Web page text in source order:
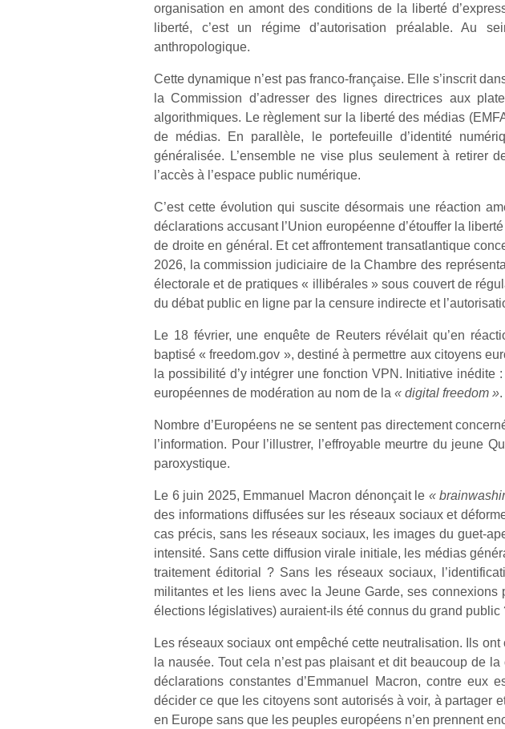
organisation en amont des conditions de la liberté
liberté, c’est un régime d’autorisation préalable. Au
anthropologique.
Cette dynamique n’est pas franco-française. Elle s’inscrit
la Commission d’adresser des lignes directrices aux
algorithmiques. Le règlement sur la liberté des médias
de médias. En parallèle, le portefeuille d’identité
généralisée. L’ensemble ne vise plus seulement à retirer
l’accès à l’espace public numérique.
C’est cette évolution qui suscite désormais une réaction
déclarations accusant l’Union européenne d’étouffer la
de droite en général. Et cet affrontement transatlantique
2026, la commission judiciaire de la Chambre des
électorale et de pratiques « illibérales » sous couvert de
du débat public en ligne par la censure indirecte et
Le 18 février, une enquête de Reuters révélait qu’en
baptisé « freedom.gov », destiné à permettre aux citoyens
la possibilité d’y intégrer une fonction VPN. Initiative
européennes de modération au nom de la « digital freedom ».
Nombre d’Européens ne se sentent pas directement
l’information. Pour l’illustrer, l’effroyable meurtre du
paroxystique.
Le 6 juin 2025, Emmanuel Macron dénonçait le «
des informations diffusées sur les réseaux sociaux et
cas précis, sans les réseaux sociaux, les images du guet-
intensité. Sans cette diffusion virale initiale, les médias
traitement éditorial ? Sans les réseaux sociaux,
militantes et les liens avec la Jeune Garde, ses
élections législatives) auraient-ils été connus du grand public
Les réseaux sociaux ont empêché cette neutralisation. Ils
la nausée. Tout cela n’est pas plaisant et dit beaucoup de
déclarations constantes d’Emmanuel Macron, contre eux
décider ce que les citoyens sont autorisés à voir, à partager
en Europe sans que les peuples européens n’en prennent